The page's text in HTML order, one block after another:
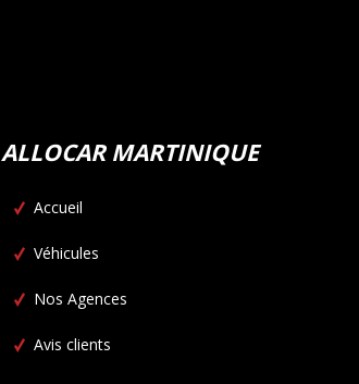
ALLOCAR MARTINIQUE
Accueil
Véhicules
Nos Agences
Avis clients